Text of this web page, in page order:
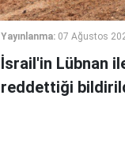
Yayınlanma: 07 Ağustos
İsrail'in Lübnan
reddettiği